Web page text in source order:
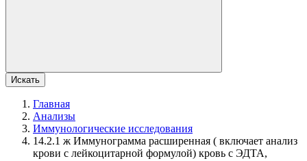
Искать
Главная
Анализы
Иммунологические исследования
14.2.1 ж Иммунограмма расширенная ( включает анализ
крови с лейкоцитарной формулой) кровь с ЭДТА,